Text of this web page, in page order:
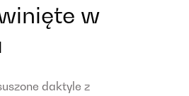
w
daktyle z